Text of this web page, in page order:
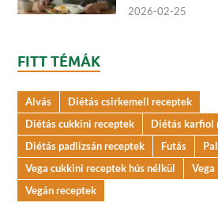
2026-02-25
FITT TÉMÁK
Alvás
Diétás csirkemell receptek
Diétás cukkini receptek
Diétás karfiol
Diétás padlizsán receptek
Futás
Vega cukkini receptek hús nélkül
Vegán receptek